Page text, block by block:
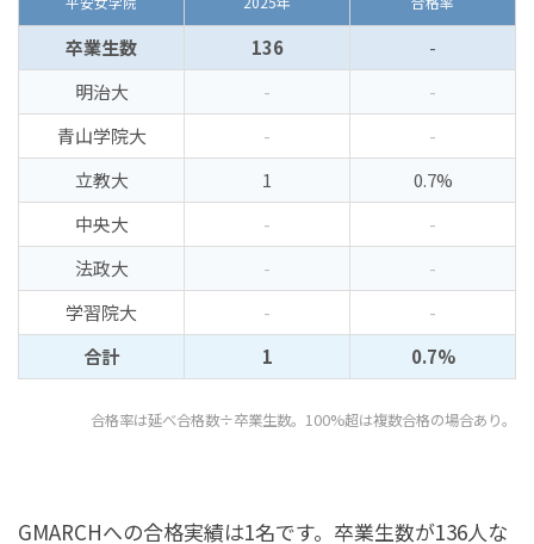
卒業生数 136
-
明治大
-
-
青山学院大
-
-
立教大
1
0.7%
中央大
-
-
法政大
-
-
学習院大
-
-
合計
1 0.7%
合格率は延べ合格数÷卒業生数。100%超は複数合格の場合あり。
GMARCHへの合格実績は1名です。卒業生数が136人な